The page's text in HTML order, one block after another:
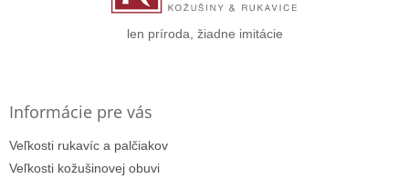
len príroda, žiadne imitácie
Informácie pre vás
Veľkosti rukavíc a palčiakov
Veľkosti kožušinovej obuvi